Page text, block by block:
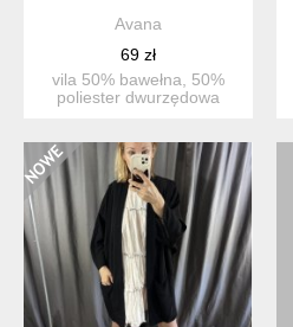
Avana
69 zł
vila 50% bawełna, 50%
poliester dwurzędowa